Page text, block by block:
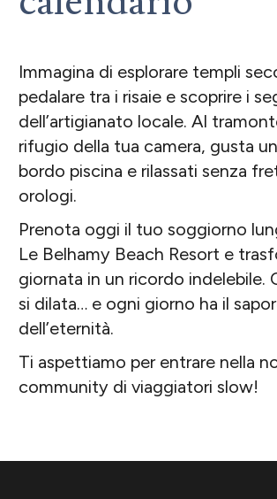
Immagina di esplorare templi
pedalare tra i risaie e scoprire i
dell’artigianato locale. Al
rifugio della tua camera, gusta
bordo piscina e rilassati senza
orologi.
Prenota oggi il tuo soggiorno
Le Belhamy Beach Resort e
giornata in un ricordo indelebile.
si dilata… e ogni giorno ha il
dell’eternità.
Ti aspettiamo per entrare nella
community di viaggiatori slow!